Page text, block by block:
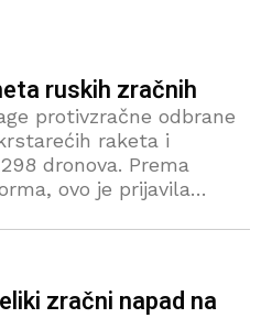
ruskih zračnih
protivzračne odbrane
raketa i
dronova. Prema
ovo je prijavila
zračni napad na